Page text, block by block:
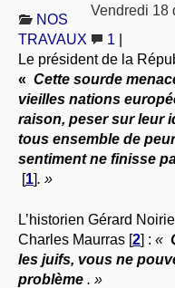
À PROPOS
LIBRES OPINIONS
* [ connexion Adhérents ].
Vendredi 18
NOS
TRAVAUX
1
Le président de la
« Cette sourde
vieilles nations
raison, peser sur leur
tous ensemble de
sentiment ne finisse
[1]. »
L’historien Gérard
Charles Maurras [2] : «
les juifs, vous ne
problème . »